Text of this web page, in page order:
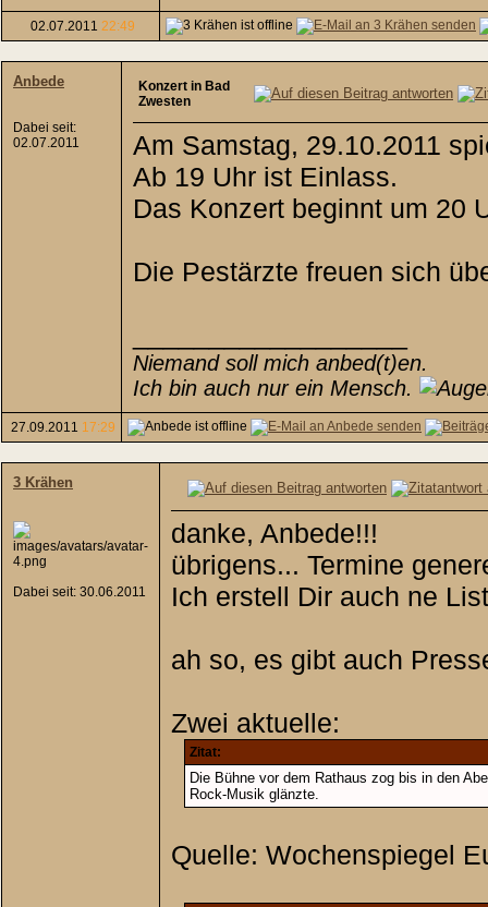
02.07.2011 22:49
Anbede
Dabei seit:
02.07.2011
Konzert in Bad
Zwesten
Am Samstag, 29.10.2011
Ab 19 Uhr ist Einlass.
Das Konzert beginnt um 20
Die Pestärzte freuen sich
Niemand soll mich anbed(t)en.
Ich bin auch nur ein Mensch.
27.09.2011 17:29
3 Krähen
Dabei seit: 30.06.2011
danke, Anbede!!!
übrigens... Termine
Ich erstell Dir auch ne
ah so, es gibt auch
Zwei aktuelle:
Zitat:
Die Bühne vor dem Rathaus zog bis in den
Rock-Musik glänzte.
Quelle: Wochenspiegel